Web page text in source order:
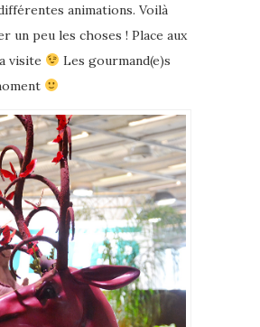
animations. Voilà
un peu les choses ! Place aux
visite
Les gourmand(e)s